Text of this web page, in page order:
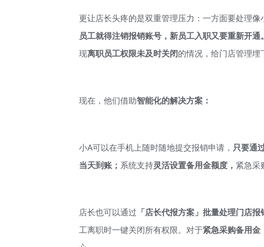
更让店长头疼的是双重管理压力：一方面要处理
员工就得注销报销账号，新员工入职又要重新开通
现离职员工权限未及时关闭的情况，给门店管理埋
现在，他们借助智能化的解决方案：
小A可以在手机上随时随地提交报销申请， 只要通
当天到账； 系统支持灵活设置备用金额度， 紧急采
店长也可以通过 「店长代报方案」批量处理门店报
工离职时一键关闭所有权限。对于紧急采购备用金